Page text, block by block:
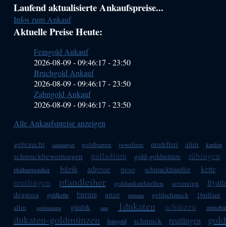
Haupt-
Sidebar
(Primary)
Laufend aktualisierte Ankaufspreise...
Infos zum Ankauf
Aktuelle Preise Heute:
Feingold Ankauf
2026-08-09 - 09:46:17 -23:50
Bruchgold Ankauf
2026-08-09 - 09:46:17 -23:50
Zahngold Ankauf
2026-08-09 - 09:46:17 -23:50
Alle Ankaufspreise anzeigen
gebraucht cumhuriyet goldbarren juweliere modelleri alim kaufen
schmuckbewertungen palladium gold-goldmünze tübingen
philharmoniker bilzik adresse peso schmuckhändler kette
reutlingen pfandleiher goldankaufstellen sovereign
degussa goldkette burma unze münzen goldschmuck
1brillant
altin
goldmünzen günlük tam 1dukaten schätzen
dukaten-goldmünzen feingold schmuck reutlingen